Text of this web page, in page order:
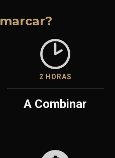
marcar?
2 HORAS
A Combinar